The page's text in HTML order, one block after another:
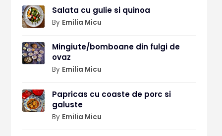
Salata cu gulie si quinoa
By Emilia Micu
Mingiute/bomboane din fulgi de
ovaz
By Emilia Micu
Papricas cu coaste de porc si
galuste
By Emilia Micu